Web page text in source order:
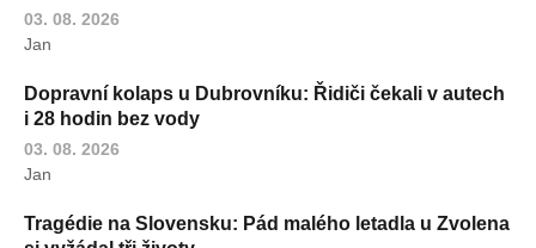
03. 08. 2026
Jan
Dopravní kolaps u Dubrovníku: Řidiči čekali v autech
i 28 hodin bez vody
03. 08. 2026
Jan
Tragédie na Slovensku: Pád malého letadla u Zvolena